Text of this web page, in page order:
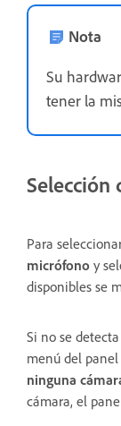
Nota
Su
tener la
Selección
Para
micrófono y
disponibles se
Si no se
menú del
ninguna
cámara, el